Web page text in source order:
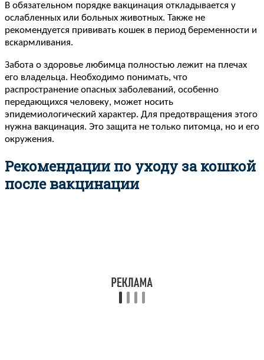
В обязательном порядке вакцинация откладывается у
ослабленных или больных животных. Также не
рекомендуется прививать кошек в период беременности и
вскармливания.
Забота о здоровье любимца полностью лежит на плечах
его владельца. Необходимо понимать, что
распространение опасных заболеваний, особенно
передающихся человеку, может носить
эпидемиологический характер. Для предотвращения этого
нужна вакцинация. Это защита не только питомца, но и его
окружения.
Рекомендации по уходу за кошкой
после вакцинации